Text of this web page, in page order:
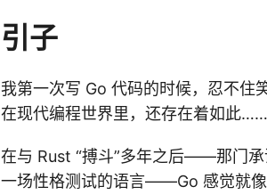
引子
我第一次写 Go 代码的时候，忍不
在现代编程世界里，还存在着如此……
在与 Rust “搏斗”多年之后——那门
一场性格测试的语言——Go 感觉就